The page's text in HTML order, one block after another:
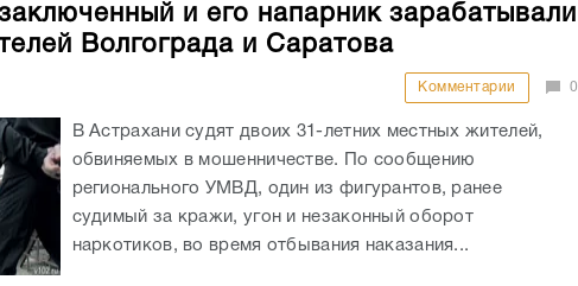
и его напарник зарабатывали
Волгограда и Саратова
Комментарии 0
В Астрахани судят двоих 31-летних местных жителей,
обвиняемых в мошенничестве. По сообщению
регионального УМВД, один из фигурантов, ранее
судимый за кражи, угон и незаконный оборот
наркотиков, во время отбывания наказания...